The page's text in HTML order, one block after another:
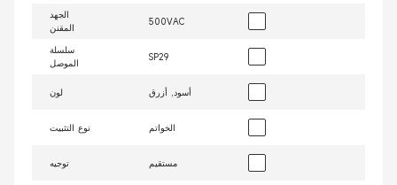
الجهد
المقنن
500VAC
سلسلة
الموصل
SP29
لون أسود, أزرق
نوع التثبيت الخواتم
توجيه مستقيم